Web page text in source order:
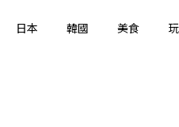
日本 韓國 美食